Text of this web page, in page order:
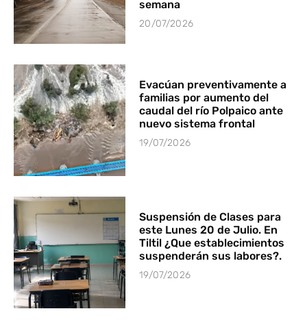
semana
20/07/2026
Evacúan preventivamente a
familias por aumento del
caudal del río Polpaico ante
nuevo sistema frontal
19/07/2026
Suspensión de Clases para
este Lunes 20 de Julio. En
Tiltil ¿Que establecimientos
suspenderán sus labores?.
19/07/2026